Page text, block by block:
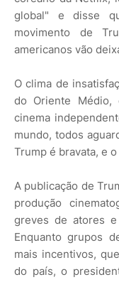
global" e disse
movimento de
americanos vão
O clima de
do Oriente Médio,
cinema
mundo, todos
Trump é bravata, e
A publicação de
produção
greves de atores
Enquanto grupos
mais incentivos,
do país, o